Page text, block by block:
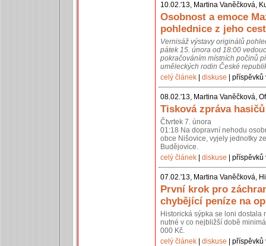
10.02.'13, Martina Vaněčková,
Osobnost a emoce
pohlednice z jeho cest
Vernisáž výstavy originálů
pátek 15. února od 18:00
pokračováním místních počinů
uměleckých rodin České
celý článek
diskuse |
08.02.'13, Martina Vaněčková,
Tisková zpráva
Čtvrtek 7. února
01:18 Na dopravní nehodu
obce Nišovice, vyjely jednotky
Budějovice.
celý článek
diskuse |
07.02.'13, Martina Vaněčková,
První krok pro
chybějící peníze na
Historická sýpka se loni
nutné v co nejbližší době
000 Kč.
celý článek
diskuse |